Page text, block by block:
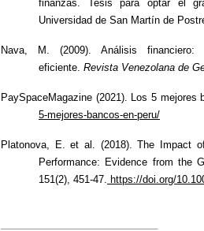
finanzas. Tesis para optar el
Universidad de San Martín de
Nava, M. (2009). Análisis
eficiente. Revista Venezolana de
PaySpaceMagazine (2021). Los 5 mejores
5-mejores-bancos-en-peru/
Platonova, E. et al. (2018). The Impact
Performance: Evidence from the
151(2), 451-47. https://doi.org/